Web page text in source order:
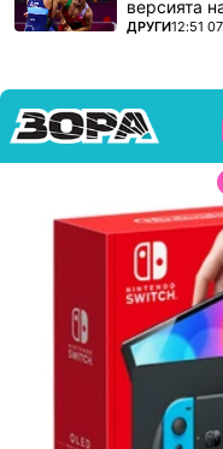
версията
ПОВЕЧЕ ОТ
ДРУГИ12:51